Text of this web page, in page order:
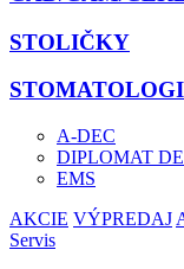
STOLIČKY
A-DEC
DIPLOMAT
EMS
AKCIE VÝPREDAJ
Servis